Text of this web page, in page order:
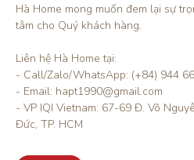
Hà Home mong muốn đem lại sự
tâm cho Quý khách hàng.
Liên hệ Hà Home tại:
- Call/Zalo/WhatsApp: (+84) 944
- Email: hapt1990@gmail.com
- VP IQI Vietnam: 67-69 Đ. Võ
Đức, TP. HCM